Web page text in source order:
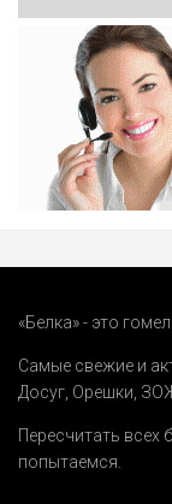
«Белка» - это
Самые свежие и
Досуг Орешки
Пересчитать
попытаемся.